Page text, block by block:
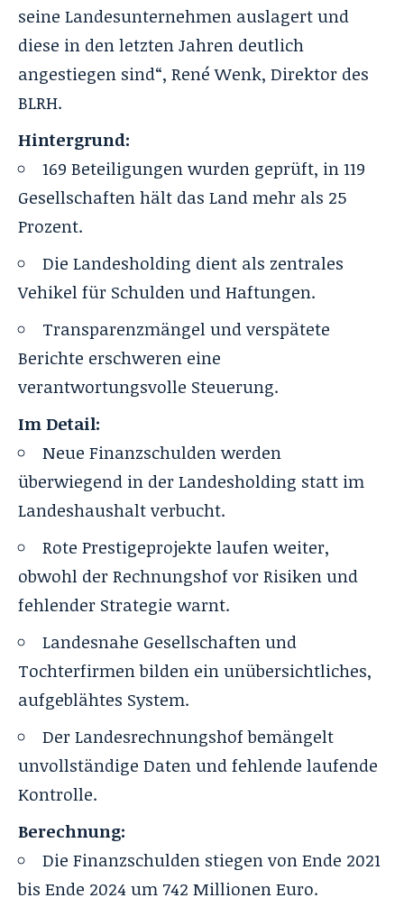
seine Landesunternehmen auslagert und
diese in den letzten Jahren deutlich
angestiegen sind“, René Wenk, Direktor des
BLRH.
Hintergrund:
169 Beteiligungen wurden geprüft, in 119
Gesellschaften hält das Land mehr als 25
Prozent.
Die Landesholding dient als zentrales
Vehikel für Schulden und Haftungen.
Transparenzmängel und verspätete
Berichte erschweren eine
verantwortungsvolle Steuerung.
Im Detail:
Neue Finanzschulden werden
überwiegend in der Landesholding statt im
Landeshaushalt verbucht.
Rote Prestigeprojekte laufen weiter,
obwohl der Rechnungshof vor Risiken und
fehlender Strategie warnt.
Landesnahe Gesellschaften und
Tochterfirmen bilden ein unübersichtliches,
aufgeblähtes System.
Der Landesrechnungshof bemängelt
unvollständige Daten und fehlende laufende
Kontrolle.
Berechnung:
Die Finanzschulden stiegen von Ende 2021
bis Ende 2024 um 742 Millionen Euro.